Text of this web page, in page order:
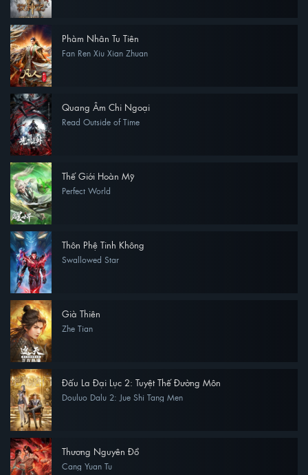
Phàm Nhân Tu Tiên
Fan Ren Xiu Xian Zhuan
Quang Âm Chi Ngoại
Read Outside of Time
Thế Giới Hoàn Mỹ
Perfect World
Thôn Phệ Tinh Không
Swallowed Star
Già Thiên
Zhe Tian
Đấu La Đại Lục 2: Tuyệt Thế Đường Môn
Douluo Dalu 2: Jue Shi Tang Men
Thương Nguyên Đồ
Cang Yuan Tu